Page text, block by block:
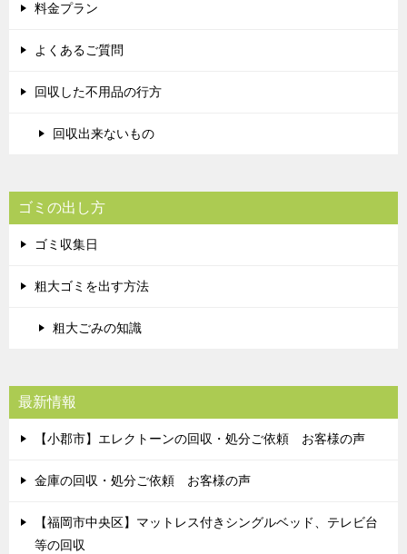
料金プラン
よくあるご質問
回収した不用品の行方
回収出来ないもの
ゴミの出し方
ゴミ収集日
粗大ゴミを出す方法
粗大ごみの知識
最新情報
【小郡市】エレクトーンの回収・処分ご依頼 お客様の声
金庫の回収・処分ご依頼 お客様の声
【福岡市中央区】マットレス付きシングルベッド、テレビ台
等の回収